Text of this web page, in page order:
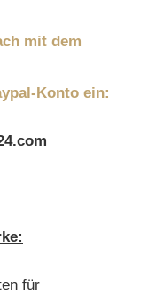
mit dem
Konto ein:
für